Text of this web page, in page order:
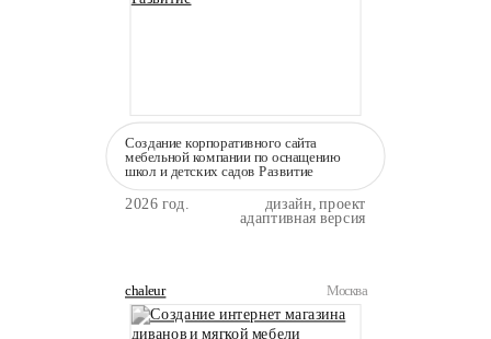
Создание корпоративного сайта
мебельной компании по оснащению
школ и детских садов Развитие
2026 год. дизайн, проект
адаптивная версия
chaleur Москва